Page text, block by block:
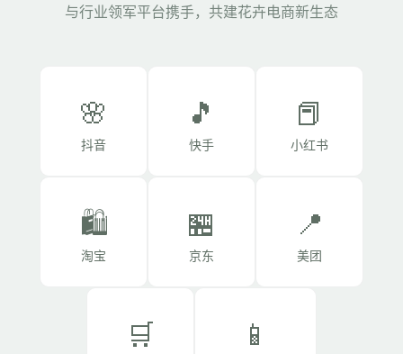
与行业领军平台携手，共建花卉电商新生态
🌸
抖音
🎵
快手
📕
小红书
🛍️
淘宝
🏪
京东
📍
美团
🛒 📱